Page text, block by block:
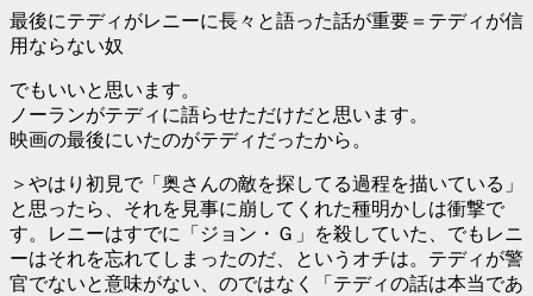
最後にテディがレニーに長々と語った話が重要＝テディが信
用ならない奴
でもいいと思います。
ノーランがテディに語らせただけだと思います。
映画の最後にいたのがテディだったから。
＞やはり初見で「奥さんの敵を探してる過程を描いている」
と思ったら、それを見事に崩してくれた種明かしは衝撃で
す。レニーはすでに「ジョン・Ｇ」を殺していた、でもレニ
ーはそれを忘れてしまったのだ、というオチは。テディが警
官でないと意味がない、のではなく「テディの話は本当であ